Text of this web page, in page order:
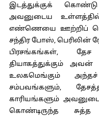
இடத்துக்குக்
அவனுடைய
எண்ணெயை ஊற்றிப்
சந்திர போஸ், பெரிலின்
பிரசங்கங்கள்,
தியாகத்துக்கும் அவன்
உலகமெங்கும்
சம்பவங்களும்,
காரியங்களும்
கொண்டிருந்த சுத்த